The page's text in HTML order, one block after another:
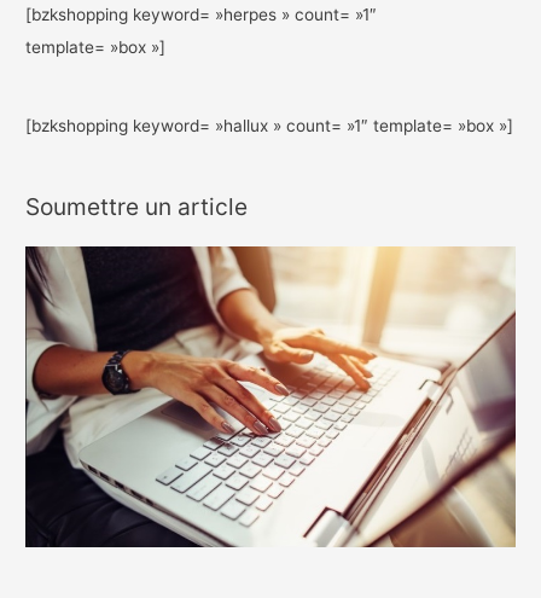
[bzkshopping keyword= »herpes » count= »1″
template= »box »]
[bzkshopping keyword= »hallux » count= »1″ template= »box »]
Soumettre un article